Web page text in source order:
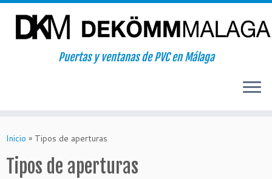
Puertas y ventanas de PVC en Málaga
Inicio » Tipos de aperturas
Tipos de aperturas